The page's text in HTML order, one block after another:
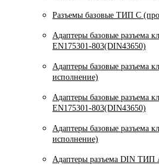
Разъемы базовые ТИП C
Адаптеры базовые
EN175301-803(DIN43650)
Адаптеры базовые
исполнение)
Адаптеры базовые
EN175301-803(DIN43650)
Адаптеры базовые
исполнение)
Адаптеры разъема DIN ТИП